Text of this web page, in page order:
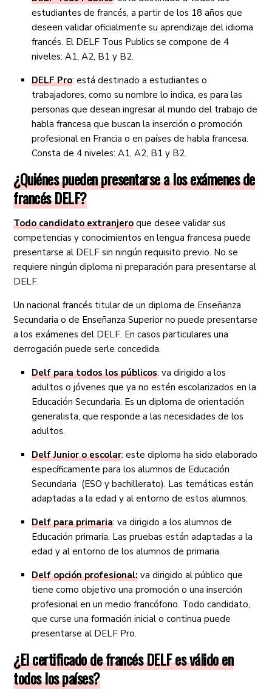
estudiantes de francés, a partir de los 18 años que
deseen validar oficialmente su aprendizaje del idioma
francés. El DELF Tous Publics se compone de 4
niveles: A1, A2, B1 y B2.
DELF Pro: está destinado a estudiantes o
trabajadores, como su nombre lo indica, es para las
personas que desean ingresar al mundo del trabajo de
habla francesa que buscan la inserción o promoción
profesional en Francia o en países de habla francesa.
Consta de 4 niveles: A1, A2, B1 y B2.
¿Quiénes pueden presentarse a los exámenes de
francés DELF?
Todo candidato extranjero que desee validar sus
competencias y conocimientos en lengua francesa puede
presentarse al DELF sin ningún requisito previo. No se
requiere ningún diploma ni preparación para presentarse al
DELF.
Un nacional francés titular de un diploma de Enseñanza
Secundaria o de Enseñanza Superior no puede presentarse
a los exámenes del DELF. En casos particulares una
derrogación puede serle concedida.
Delf para todos los públicos: va dirigido a los
adultos o jóvenes que ya no estén escolarizados en la
Educación Secundaria. Es un diploma de orientación
generalista, que responde a las necesidades de los
adultos.
Delf Junior o escolar: este diploma ha sido elaborado
específicamente para los alumnos de Educación
Secundaria (ESO y bachillerato). Las temáticas están
adaptadas a la edad y al entorno de estos alumnos.
Delf para primaria: va dirigido a los alumnos de
Educación primaria. Las pruebas están adaptadas a la
edad y al entorno de los alumnos de primaria.
Delf opción profesional: va dirigido al público que
tiene como objetivo una promoción o una inserción
profesional en un medio francófono. Todo candidato,
que curse una formación inicial o continua puede
presentarse al DELF Pro.
¿El certificado de francés DELF es válido en
todos los países?